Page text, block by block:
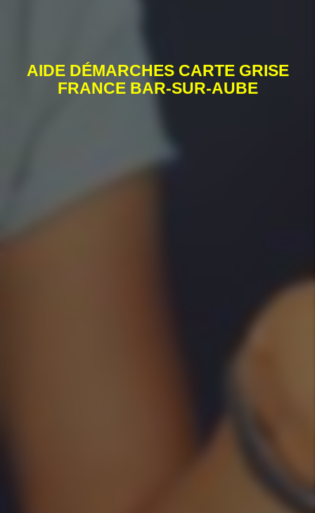
AIDE DÉMARCHES CARTE GRISE
FRANCE BAR-SUR-AUBE